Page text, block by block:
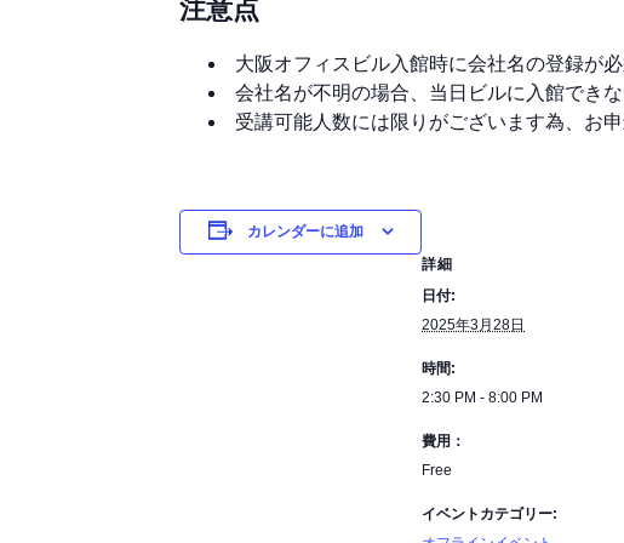
注意点
大阪オフィスビル入館時に会社名の登録が
会社名が不明の場合、当日ビルに入館でき
受講可能人数には限りがございます為、お
カレンダーに追加
詳細
日付:
2025年3月28日
時間:
2:30 PM - 8:00 PM
費用：
Free
イベントカテゴリー: